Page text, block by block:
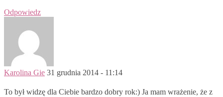
Odpowiedz
Karolina Gie 31 grudnia 2014 - 11:14
To był widzę dla Ciebie bardzo dobry rok:) Ja mam wrażenie, że z